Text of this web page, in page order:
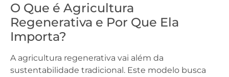
O Que é Agricultura
Regenerativa e Por Que Ela
Importa?
A agricultura regenerativa vai além da
sustentabilidade tradicional. Este modelo busca